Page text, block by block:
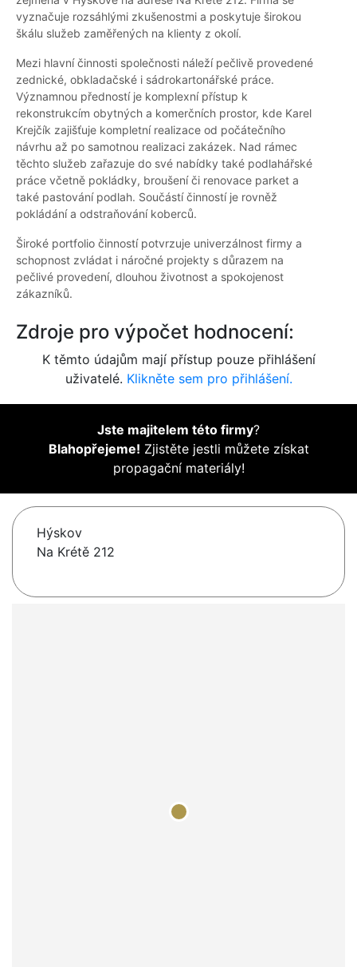
vyznačuje rozsáhlými zkušenostmi a poskytuje širokou
škálu služeb zaměřených na klienty z okolí.
Mezi hlavní činnosti společnosti náleží pečlivě provedené
zednické, obkladačské i sádrokartonářské práce.
Významnou předností je komplexní přístup k
rekonstrukcím obytných a komerčních prostor, kde Karel
Krejčík zajišťuje kompletní realizace od počátečního
návrhu až po samotnou realizaci zakázek. Nad rámec
těchto služeb zařazuje do své nabídky také podlahářské
práce včetně pokládky, broušení či renovace parket a
také pastování podlah. Součástí činností je rovněž
pokládání a odstraňování koberců.
Široké portfolio činností potvrzuje univerzálnost firmy a
schopnost zvládat i náročné projekty s důrazem na
pečlivé provedení, dlouhou životnost a spokojenost
zákazníků.
Zdroje pro výpočet hodnocení:
K těmto údajům mají přístup pouze přihlášení
uživatelé. Klikněte sem pro přihlášení.
Jste majitelem této firmy?
Blahopřejeme! Zjistěte jestli můžete získat
propagační materiály!
Hýskov
Na Krétě 212